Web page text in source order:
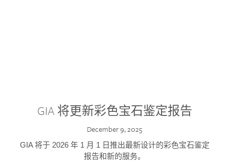
GIA 将更新彩色宝石鉴定报告
December 9, 2025
GIA 将于 2026 年 1 月 1 日推出最新设计的彩色宝石鉴定
报告和新的服务。